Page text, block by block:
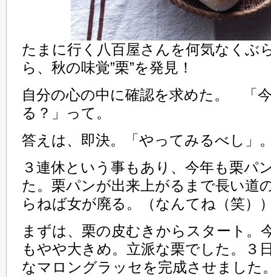
たまに行く八百屋さんを何気なくぶ
ら、秋の味覚”栗”を発見！
自分の心の中に確認を求めた。 「
る？」って。
答えは、即決。「やってみるべし」
３連休という事もあり、今年も栗パ
た。栗パンが出来上がるまで長い道
らねば女が廃る。（なんてね（笑）
まずは、栗の皮むきからスタート。
もやや大きめ。立派な栗でした。３
なマロングラッセを完成させました